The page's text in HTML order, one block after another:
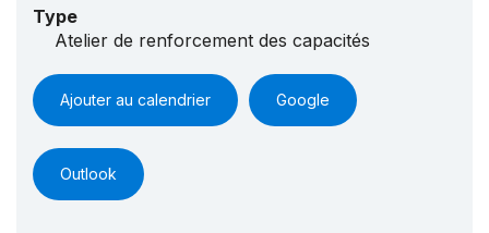
Type
Atelier de renforcement des capacités
Ajouter au calendrier Google
Outlook